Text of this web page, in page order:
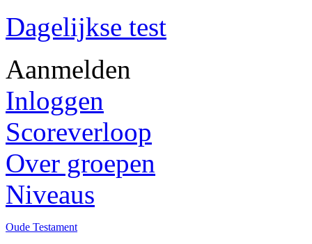
Dagelijkse test
Aanmelden
Inloggen
Scoreverloop
Over groepen
Niveaus
Oude Testament